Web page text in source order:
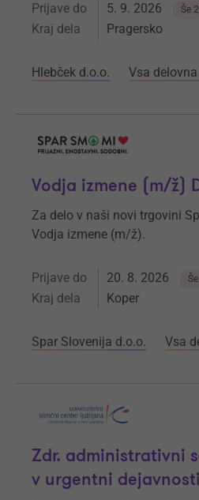
Prijave do 5. 9. 2026 Še
Kraj dela Pragersko
Hlebček d.o.o. Vsa
Vodja izmene (m/ž)
Za delo v naši novi trgovini
Vodja izmene (m/ž).
Prijave do 20. 8. 2026
Kraj dela Koper
Spar Slovenija d.o.o. Vsa
Zdr. administrativni
v urgentni